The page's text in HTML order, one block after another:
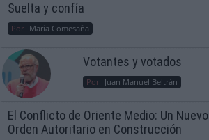
Suelta y confía
Por María Comesaña
Votantes y votados
Por Juan Manuel Beltrán
El Conflicto de Oriente Medio: Un Nuevo
Orden Autoritario en Construcción